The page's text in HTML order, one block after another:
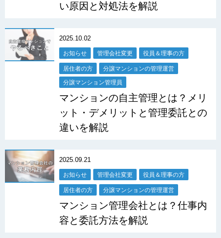
い原因と対処法を解説
2025.10.02
お知らせ 管理会社変更 役員＆理事の方
居住者の方 分譲マンションの管理運営
分譲マンション管理員
マンションの自主管理とは？メリ
ット・デメリットと管理委託との
違いを解説
2025.09.21
お知らせ 管理会社変更 役員＆理事の方
居住者の方 分譲マンションの管理運営
マンション管理会社とは？仕事内
容と委託方法を解説